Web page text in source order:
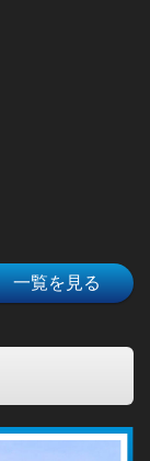
一覧を見る